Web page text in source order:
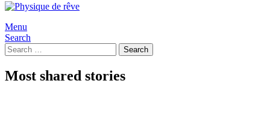
Menu
Search
Search
for:
Search
Most shared stories